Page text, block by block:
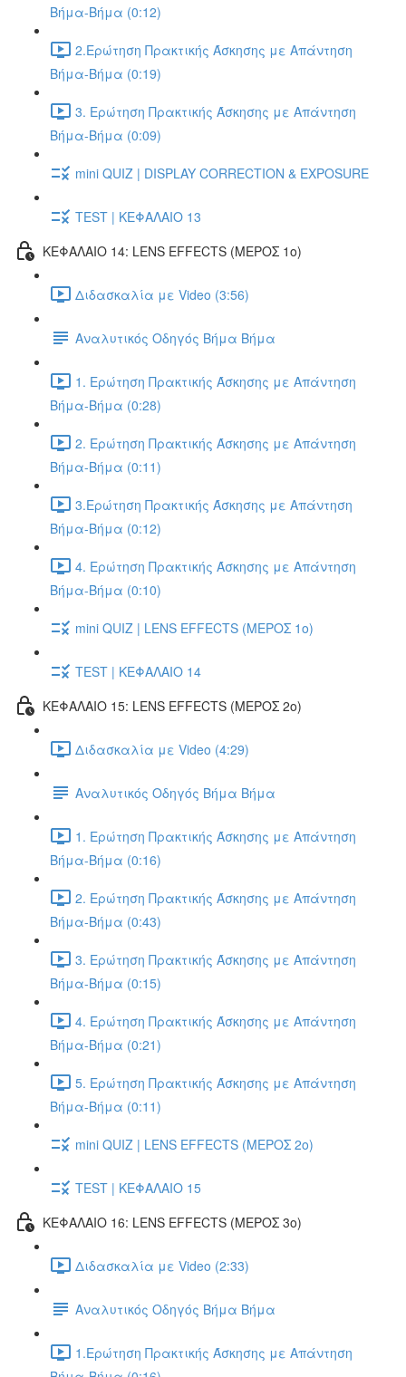
Βήμα-Βήμα (0:12)
2.Ερώτηση Πρακτικής Άσκησης με Απάντηση
Βήμα-Βήμα (0:19)
3. Ερώτηση Πρακτικής Άσκησης με Απάντηση
Βήμα-Βήμα (0:09)
mini QUIZ | DISPLAY CORRECTION & EXPOSURE
TEST | ΚΕΦΑΛΑΙΟ 13
ΚΕΦΑΛΑΙΟ 14: LENS EFFECTS (ΜΕΡΟΣ 1ο)
Διδασκαλία με Video (3:56)
Αναλυτικός Οδηγός Βήμα Βήμα
1. Ερώτηση Πρακτικής Άσκησης με Απάντηση
Βήμα-Βήμα (0:28)
2. Ερώτηση Πρακτικής Άσκησης με Απάντηση
Βήμα-Βήμα (0:11)
3.Ερώτηση Πρακτικής Άσκησης με Απάντηση
Βήμα-Βήμα (0:12)
4. Ερώτηση Πρακτικής Άσκησης με Απάντηση
Βήμα-Βήμα (0:10)
mini QUIZ | LENS EFFECTS (ΜΕΡΟΣ 1ο)
TEST | ΚΕΦΑΛΑΙΟ 14
ΚΕΦΑΛΑΙΟ 15: LENS EFFECTS (ΜΕΡΟΣ 2o)
Διδασκαλία με Video (4:29)
Αναλυτικός Οδηγός Βήμα Βήμα
1. Ερώτηση Πρακτικής Άσκησης με Απάντηση
Βήμα-Βήμα (0:16)
2. Ερώτηση Πρακτικής Άσκησης με Απάντηση
Βήμα-Βήμα (0:43)
3. Ερώτηση Πρακτικής Άσκησης με Απάντηση
Βήμα-Βήμα (0:15)
4. Ερώτηση Πρακτικής Άσκησης με Απάντηση
Βήμα-Βήμα (0:21)
5. Ερώτηση Πρακτικής Άσκησης με Απάντηση
Βήμα-Βήμα (0:11)
mini QUIZ | LENS EFFECTS (ΜΕΡΟΣ 2o)
TEST | ΚΕΦΑΛΑΙΟ 15
ΚΕΦΑΛΑΙΟ 16: LENS EFFECTS (ΜΕΡΟΣ 3o)
Διδασκαλία με Video (2:33)
Αναλυτικός Οδηγός Βήμα Βήμα
1.Ερώτηση Πρακτικής Άσκησης με Απάντηση